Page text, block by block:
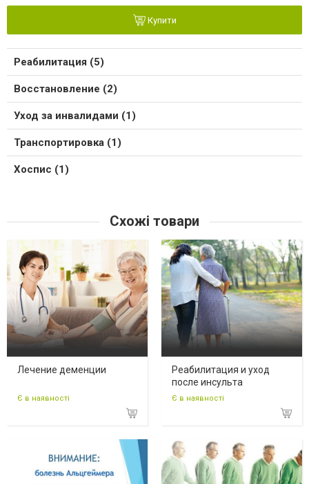
Купити
Реабилитация (5)
Восстановление (2)
Уход за инвалидами (1)
Транспортировка (1)
Хоспис (1)
Схожі товари
Лечение деменции
Є в наявності
Реабилитация и уход
после инсульта
Є в наявності